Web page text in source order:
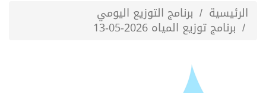
الرئيسية برنامج التوزيع اليومي
برنامج توزيع المياه 2026-05-13